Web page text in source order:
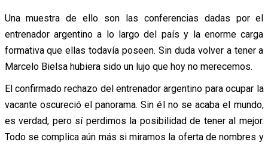
Una muestra de ello son las conferencias dadas por el
entrenador argentino a lo largo del país y la enorme carga
formativa que ellas todavía poseen. Sin duda volver a tener a
Marcelo Bielsa hubiera sido un lujo que hoy no merecemos.
El confirmado rechazo del entrenador argentino para ocupar la
vacante oscureció el panorama. Sin él no se acaba el mundo,
es verdad, pero sí perdimos la posibilidad de tener al mejor.
Todo se complica aún más si miramos la oferta de nombres y